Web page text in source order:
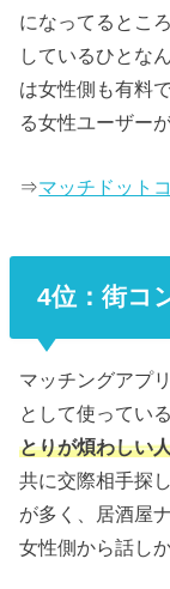
になってるとこ
しているひとな
は女性側も有料
る女性ユーザー
⇒マッチドット
4位：街コ
マッチングアプ
として使ってい
とりが煩わしい
共に交際相手探
が多く、居酒屋
女性側から話し